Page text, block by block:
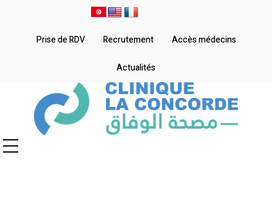
Prise de RDV Recrutement Accès médecins
Actualités